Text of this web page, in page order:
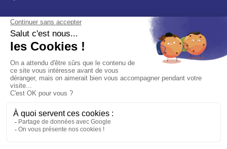
Nos services
Étiquette alimentaire
Étiquette de bouteilles
Informations
Mentions légales
À propos
Nous contacter